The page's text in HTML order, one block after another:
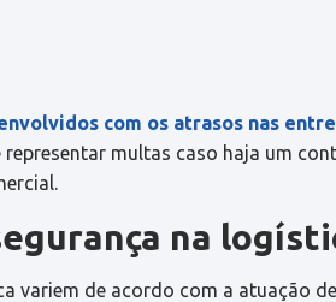
com os atrasos nas
multas caso haja um
na
variem de acordo com a atuação